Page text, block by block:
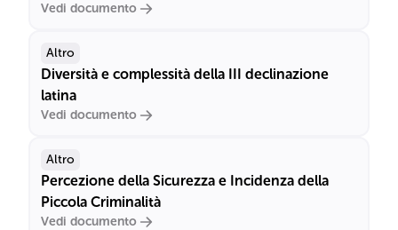
Vedi documento
Altro
Diversità e complessità della III declinazione
latina
Vedi documento
Altro
Percezione della Sicurezza e Incidenza della
Piccola Criminalità
Vedi documento